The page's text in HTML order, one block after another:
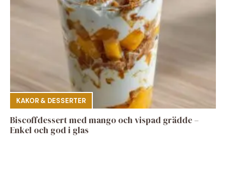
KAKOR & DESSERTER
Biscoffdessert med mango och vispad grädde –
Enkel och god i glas